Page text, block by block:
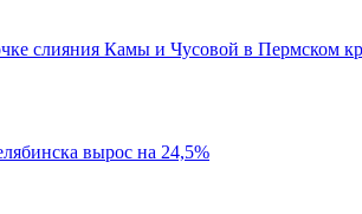
слияния Камы и Чусовой в Пермском
вырос на 24,5%